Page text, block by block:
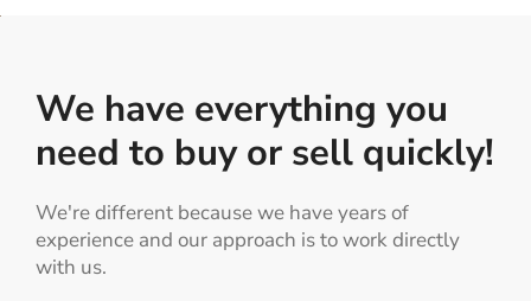
We have everything you
need to buy or sell quickly!
We're different because we have years of
experience and our approach is to work directly
with us.